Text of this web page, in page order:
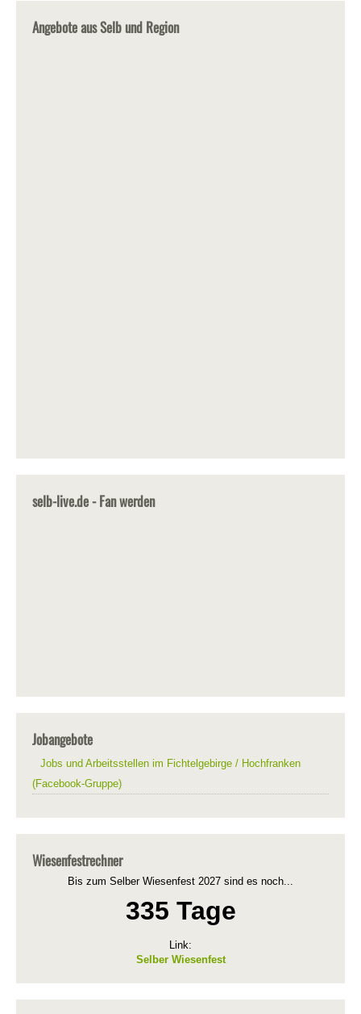
Angebote aus Selb und Region
selb-live.de - Fan werden
Jobangebote
Jobs und Arbeitsstellen im Fichtelgebirge / Hochfranken
(Facebook-Gruppe)
Wiesenfestrechner
Bis zum Selber Wiesenfest 2027 sind es noch...
335 Tage
Link:
Selber Wiesenfest